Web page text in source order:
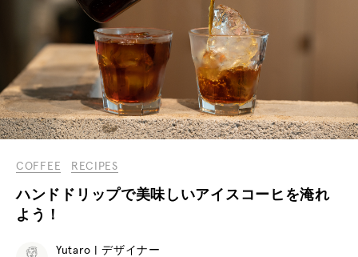
COFFEE RECIPES
ハンドドリップで美味しいアイスコーヒを淹れ
よう！
Yutaro | デザイナー